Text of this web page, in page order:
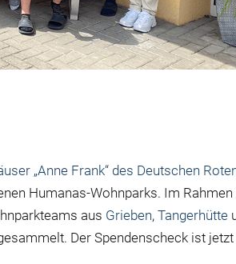
„Anne Frank“ des Deutschen
Humanas-Wohnparks. Im Rahmen
aus Grieben,Tangerhütte
Der Spendenscheck ist jetzt